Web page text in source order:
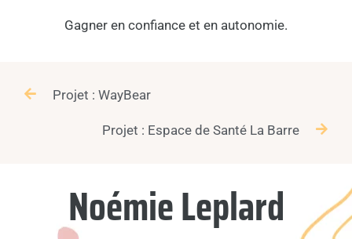
Gagner en confiance et en autonomie.
Projet : WayBear
Projet : Espace de Santé La Barre
Noémie Leplard